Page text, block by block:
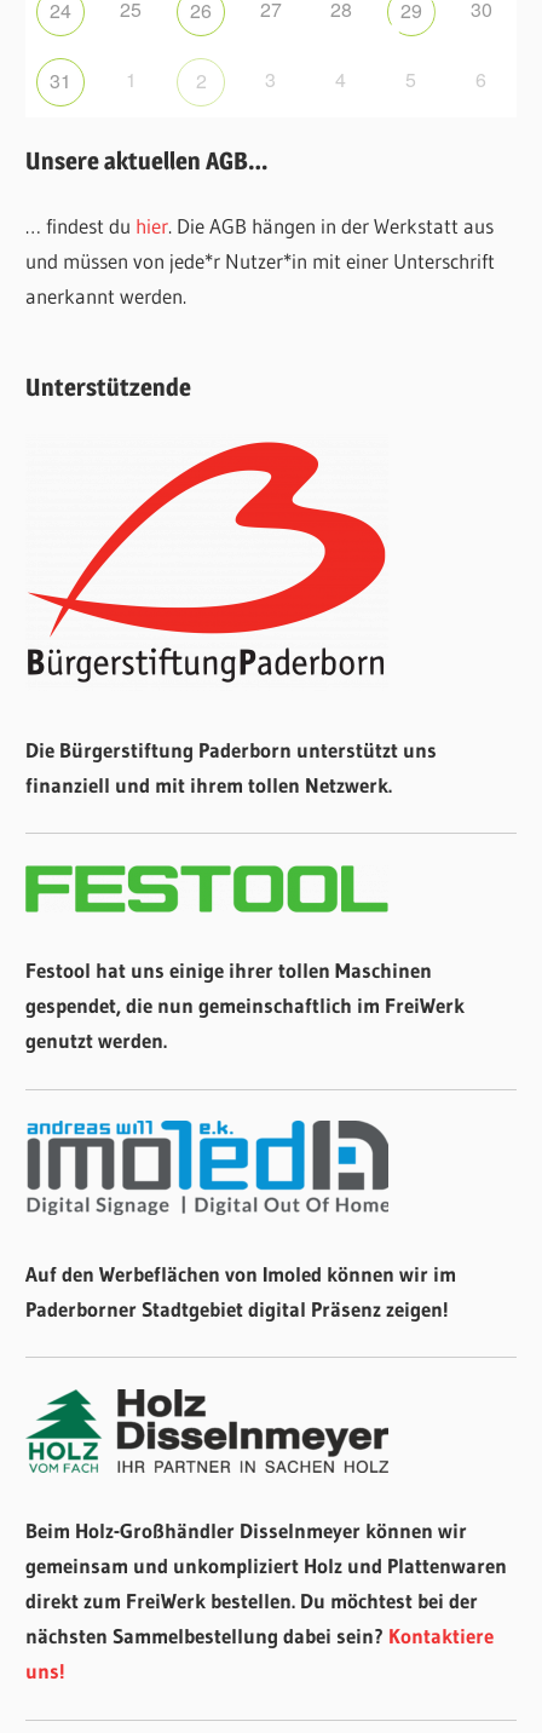
24 25 26 27 28 29 30
31 1 2 3 4 5 6
Unsere aktuellen AGB…
… findest du hier. Die AGB hängen in der Werkstatt aus
und müssen von jede*r Nutzer*in mit einer Unterschrift
anerkannt werden.
Unterstützende
Die Bürgerstiftung Paderborn unterstützt uns
finanziell und mit ihrem tollen Netzwerk.
Festool hat uns einige ihrer tollen Maschinen
gespendet, die nun gemeinschaftlich im FreiWerk
genutzt werden.
Auf den Werbeflächen von Imoled können wir im
Paderborner Stadtgebiet digital Präsenz zeigen!
Beim Holz-Großhändler Disselnmeyer können wir
gemeinsam und unkompliziert Holz und Plattenwaren
direkt zum FreiWerk bestellen. Du möchtest bei der
nächsten Sammelbestellung dabei sein? Kontaktiere
uns!